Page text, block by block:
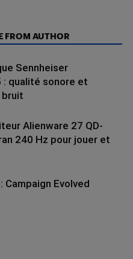
FROM AUTHOR
Sennheiser
: qualité sonore et
Alienware 27 QD-
240 Hz pour jouer et
Campaign Evolved